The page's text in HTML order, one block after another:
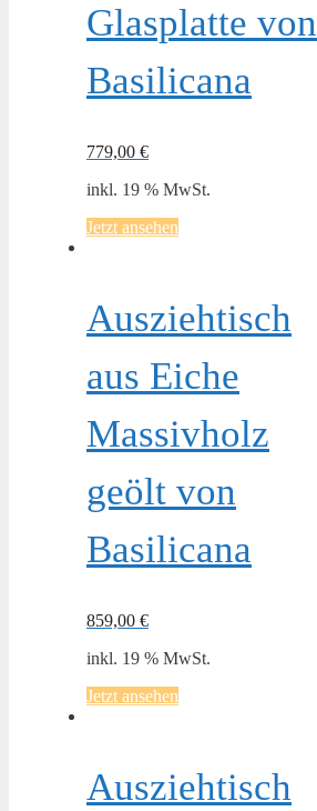
Glasplatte von
Basilicana
779,00 €
inkl. 19 % MwSt.
Jetzt ansehen
Ausziehtisch
aus Eiche
Massivholz
geölt von
Basilicana
859,00 €
inkl. 19 % MwSt.
Jetzt ansehen
Ausziehtisch